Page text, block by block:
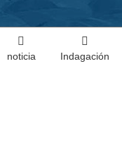
de Dongchangfu, ciudad de
noticia Indagación